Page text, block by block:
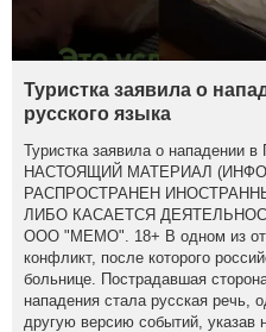
Туристка заявила о
русского языка
Туристка заявила о нападении в
НАСТОЯЩИЙ МАТЕРИАЛ
РАСПРОСТРАНЕН
ЛИБО КАСАЕТСЯ
ООО "МЕМО". 18+ В одном из
конфликт, после которого
больнице. Пострадавшая
нападения стала русская речь,
другую версию событий, указав